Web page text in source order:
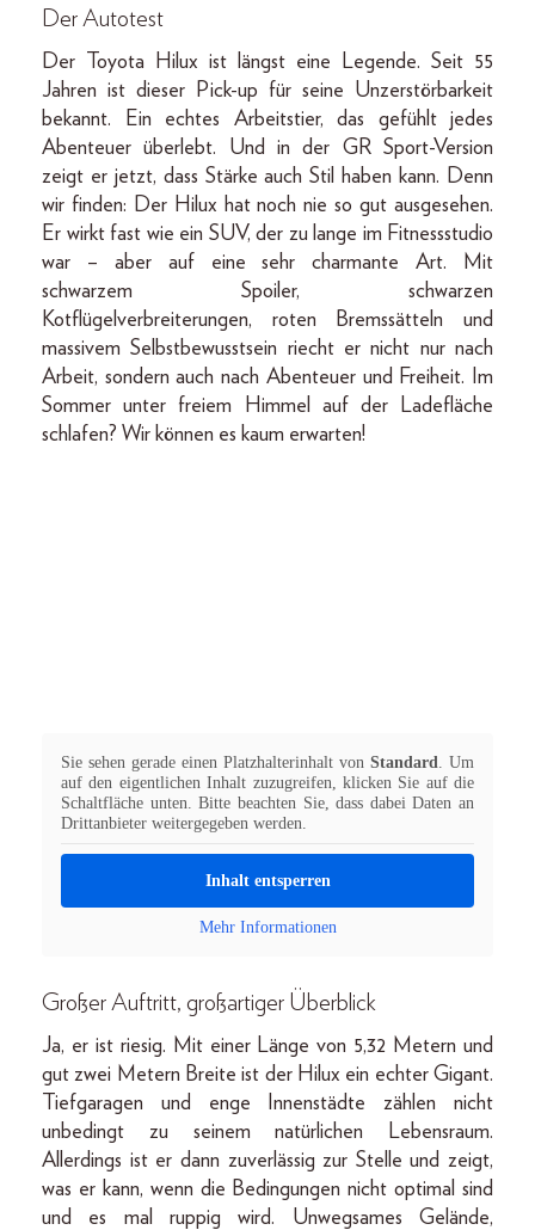
Der Autotest
Der Toyota Hilux ist längst eine Legende. Seit 55
Jahren ist dieser Pick-up für seine Unzerstörbarkeit
bekannt. Ein echtes Arbeitstier, das gefühlt jedes
Abenteuer überlebt. Und in der GR Sport-Version
zeigt er jetzt, dass Stärke auch Stil haben kann. Denn
wir finden: Der Hilux hat noch nie so gut ausgesehen.
Er wirkt fast wie ein SUV, der zu lange im Fitnessstudio
war – aber auf eine sehr charmante Art. Mit
schwarzem Spoiler, schwarzen
Kotflügelverbreiterungen, roten Bremssätteln und
massivem Selbstbewusstsein riecht er nicht nur nach
Arbeit, sondern auch nach Abenteuer und Freiheit. Im
Sommer unter freiem Himmel auf der Ladefläche
schlafen? Wir können es kaum erwarten!
Sie sehen gerade einen Platzhalterinhalt von Standard . Um
auf den eigentlichen Inhalt zuzugreifen, klicken Sie auf die
Schaltfläche unten. Bitte beachten Sie, dass dabei Daten an
Drittanbieter weitergegeben werden.
Inhalt entsperren
Mehr Informationen
Großer Auftritt, großartiger Überblick
Ja, er ist riesig. Mit einer Länge von 5,32 Metern und
gut zwei Metern Breite ist der Hilux ein echter Gigant.
Tiefgaragen und enge Innenstädte zählen nicht
unbedingt zu seinem natürlichen Lebensraum.
Allerdings ist er dann zuverlässig zur Stelle und zeigt,
was er kann, wenn die Bedingungen nicht optimal sind
und es mal ruppig wird. Unwegsames Gelände,